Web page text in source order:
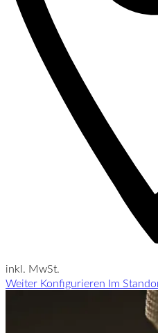
inkl. MwSt.
Weiter Konfigurieren Im